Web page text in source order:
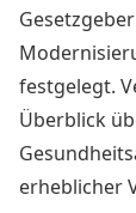
festgelegt.
Überblick
erheblicher